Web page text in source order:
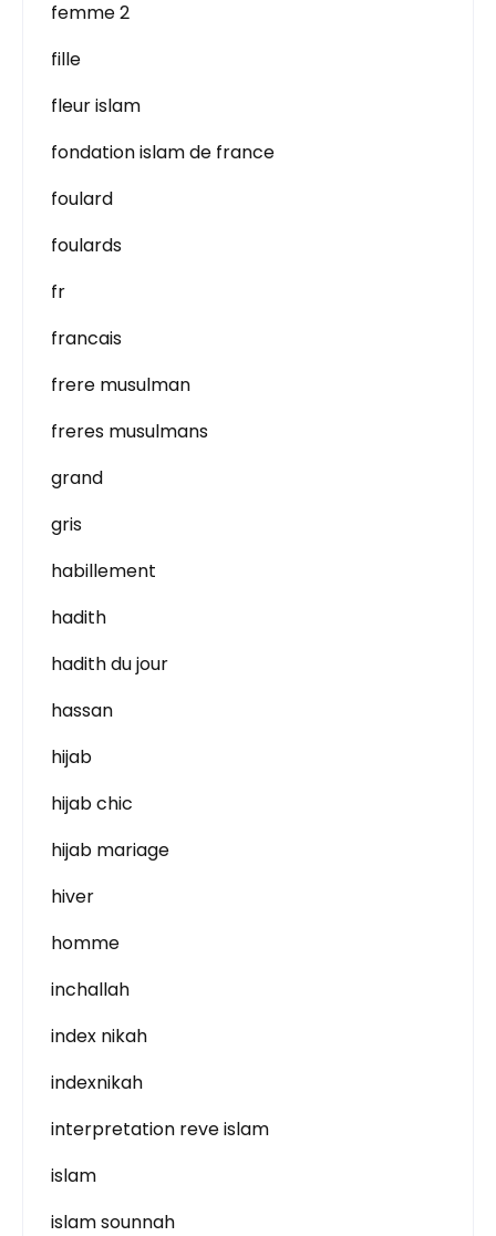
femme 2
fille
fleur islam
fondation islam de france
foulard
foulards
fr
francais
frere musulman
freres musulmans
grand
gris
habillement
hadith
hadith du jour
hassan
hijab
hijab chic
hijab mariage
hiver
homme
inchallah
index nikah
indexnikah
interpretation reve islam
islam
islam sounnah